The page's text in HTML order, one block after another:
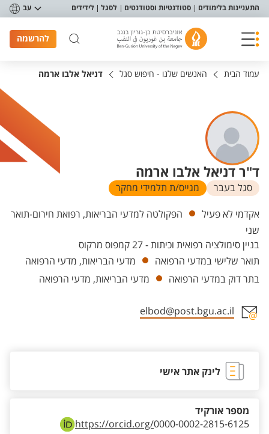
תפריט נגישות
התעניינות בלימודים סטודנטיות וסטודנטים לסגל לידידים עב
להרשמה
עמוד הבית האנשים שלנו - חיפוש סגל דניאל אלבו ארמה
ד"ר דניאל אלבו ארמה
סגל בעבר מגייס/ת תלמידי מחקר
יחידות
אקדמי לא פעיל
הפקולטה למדעי הבריאות, רפואת חירום-תואר
שני
בניין סימולציה רפואית וכיתות - 27 קמפוס מרקוס
תואר שלישי במדעי הרפואה
מדעי הבריאות, מדעי הרפואה
בתר דוק במדעי הרפואה
מדעי הבריאות, מדעי הרפואה
elbod@post.bgu.ac.il
לינק אתר אישי
https://orcid.org/0000-0002-2815-6125
מספר אורקיד